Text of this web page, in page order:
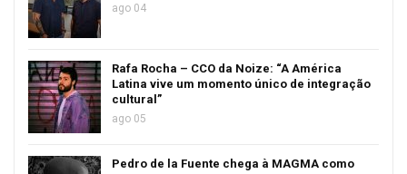
ago 04
Rafa Rocha – CCO da Noize: “A América
Latina vive um momento único de integração
cultural”
ago 05
Pedro de la Fuente chega à MAGMA como